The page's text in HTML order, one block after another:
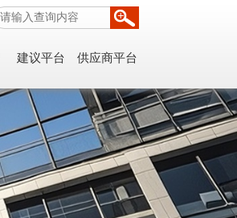
建议平台 供应商平台